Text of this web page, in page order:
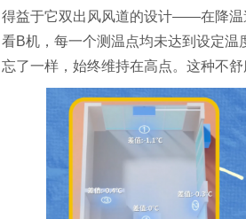
得益于它双出风风道的设计——在降温
看B机，每一个测温点均未达到设定
忘了一样，始终维持在高点。这种不